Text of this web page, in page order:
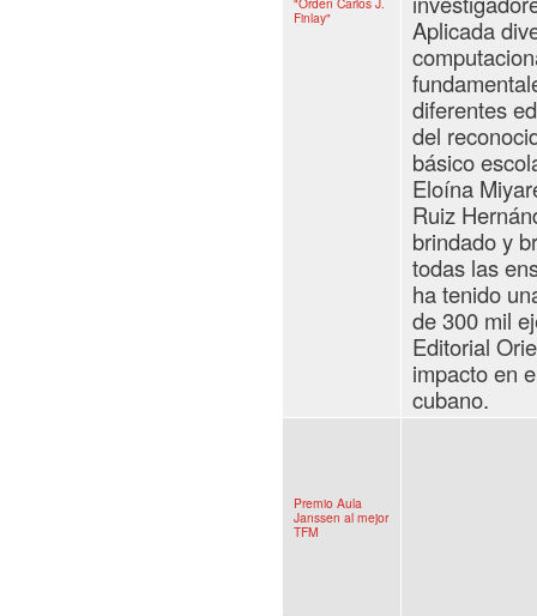
Finlay"
Aplicada
diferentes
del
básico
Eloína
Ruiz
brindado y
todas las
ha tenido
de 300 mil
Editorial
impacto en
cubano.
Premio Aula
Janssen al mejor
TFM